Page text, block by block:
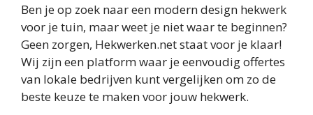
Ben je op zoek naar een modern design hekwerk
voor je tuin, maar weet je niet waar te beginnen?
Geen zorgen, Hekwerken.net staat voor je klaar!
Wij zijn een platform waar je eenvoudig offertes
van lokale bedrijven kunt vergelijken om zo de
beste keuze te maken voor jouw hekwerk.